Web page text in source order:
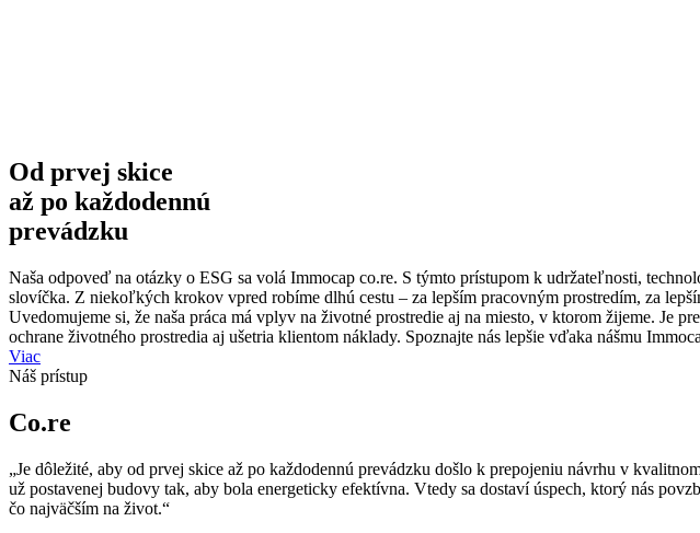
Od prvej skice
až po každodennú
prevádzku
Naša odpoveď na otázky o ESG sa volá Immocap co.re. S týmto prístupom k udržateľnosti,
slovíčka. Z niekoľkých krokov vpred robíme dlhú cestu – za lepším pracovným prostredím, za
Uvedomujeme si, že naša práca má vplyv na životné prostredie aj na miesto, v ktorom žijeme. Je
ochrane životného prostredia aj ušetria klientom náklady. Spoznajte nás lepšie vďaka nášmu
Viac
Náš prístup
Co.re
„Je dôležité, aby od prvej skice až po každodennú prevádzku došlo k prepojeniu návrhu v
už postavenej budovy tak, aby bola energeticky efektívna. Vtedy sa dostaví úspech, ktorý nás
čo najväčším na život.“